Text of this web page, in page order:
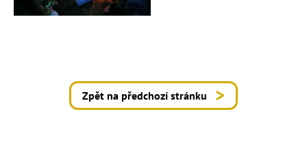
Zpět na předchozí stránku